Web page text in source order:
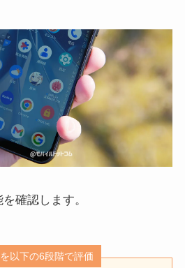
確認します。
以下の6段階で評価